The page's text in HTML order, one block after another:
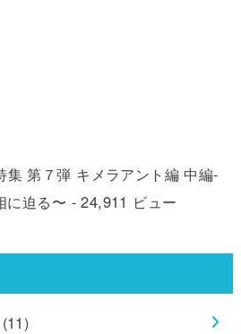
第７弾 キメラアント編 中編-
迫る〜 - 24,911 ビュー
(11)